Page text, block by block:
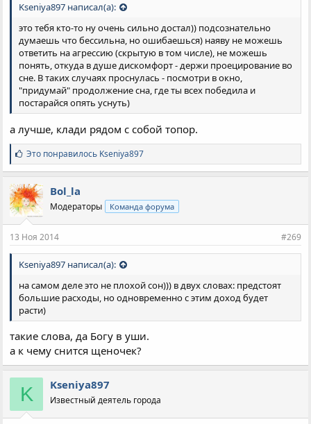
Kseniya897 написал(а):
это тебя кто-то ну очень сильно достал)) подсознательно
думаешь что бессильна, но ошибаешься) наяву не можешь
ответить на агрессию (скрытую в том числе), не можешь
понять, откуда в душе дискомфорт - держи проецирование во
сне. В таких случаях проснулась - посмотри в окно,
"придумай" продолжение сна, где ты всех победила и
постарайся опять уснуть)
а лучше, клади рядом с собой топор.
С
и
м
п
а
т
и
:
Это понравилось Kseniya897
Bol_la
Модераторы Команда форума
13 Ноя 2014 #269
Kseniya897 написал(а):
на самом деле это не плохой сон))) в двух словах: предстоят
большие расходы, но одновременно с этим доход будет
расти)
такие слова, да Богу в уши.
а к чему снится щеночек?
K Kseniya897
Известный деятель города